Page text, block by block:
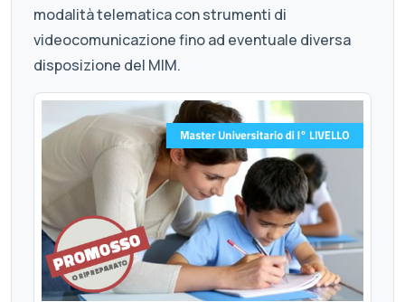
modalità telematica con strumenti di
videocomunicazione fino ad eventuale diversa
disposizione del MIM.